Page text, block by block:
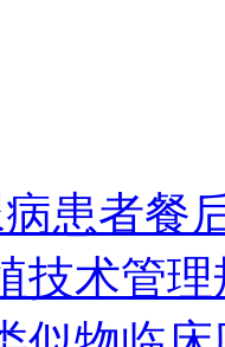
患者餐
技术管